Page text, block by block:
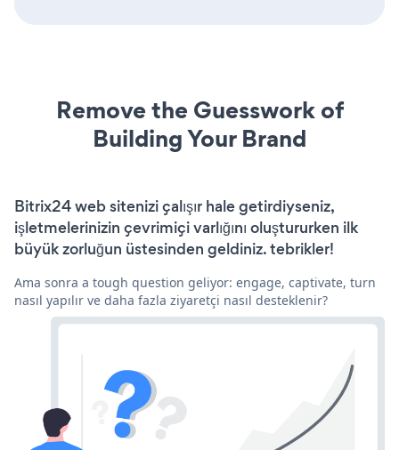
Remove the Guesswork of
Building Your Brand
Bitrix24 web sitenizi çalışır hale getirdiyseniz,
işletmelerinizin çevrimiçi varlığını oluştururken ilk
büyük zorluğun üstesinden geldiniz. tebrikler!
Ama sonra a tough question geliyor: engage, captivate, turn
nasıl yapılır ve daha fazla ziyaretçi nasıl desteklenir?